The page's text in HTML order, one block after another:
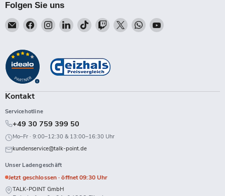
Folgen Sie uns
Email
Talk-
Finden
Sie
auf
Facebook
Finden
Sie
auf
Instagram
Finden
Sie
auf
LinkedIn
Finden
Sie
auf
TikTok
Finden
Sie
Twitch
Finden
Sie
Finden
Sie
Finden
Kontakt
Servicehotline
+49 30 759 399 50
Mo–Fr · 9:00–12:30 & 13:00–16:30 Uhr
kundenservice@talk-point.de
Unser Ladengeschäft
Jetzt geschlossen · öffnet 09:30 Uhr
TALK-POINT GmbH